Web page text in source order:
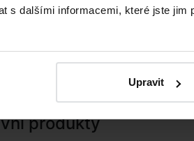
s dalšími informacemi, které jste
Upravit
> 50 ks
95,- Kč
produkty